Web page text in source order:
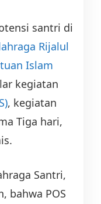
santri di
Rijalul
Islam
kegiatan
, kegiatan
Tiga hari,
Santri,
bahwa POS